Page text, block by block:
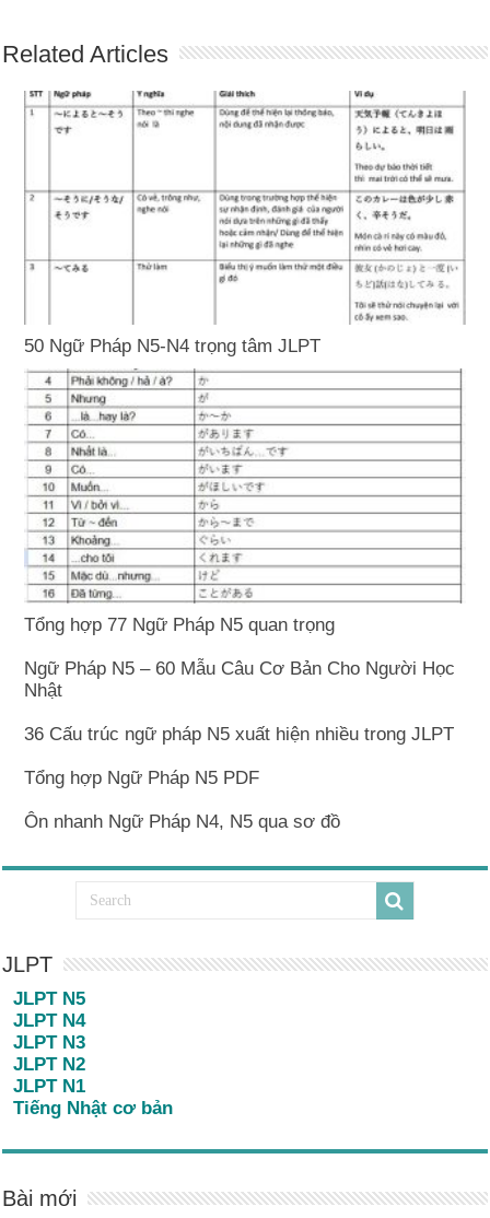
Related Articles
50 Ngữ Pháp N5-N4 trọng tâm JLPT
Tổng hợp 77 Ngữ Pháp N5 quan trọng
Ngữ Pháp N5 – 60 Mẫu Câu Cơ Bản Cho Người Học
Nhật
36 Cấu trúc ngữ pháp N5 xuất hiện nhiều trong JLPT
Tổng hợp Ngữ Pháp N5 PDF
Ôn nhanh Ngữ Pháp N4, N5 qua sơ đồ
JLPT
JLPT N5
JLPT N4
JLPT N3
JLPT N2
JLPT N1
Tiếng Nhật cơ bản
Bài mới